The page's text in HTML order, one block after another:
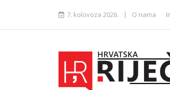
7. kolovoza 2026. | O nama